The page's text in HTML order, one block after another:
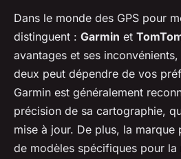
Dans le monde des GPS pour
distinguent : Garmin et
avantages et ses
deux peut dépendre de vos
Garmin est généralement
précision de sa cartographie,
mise à jour. De plus, la marque
de modèles spécifiques pour